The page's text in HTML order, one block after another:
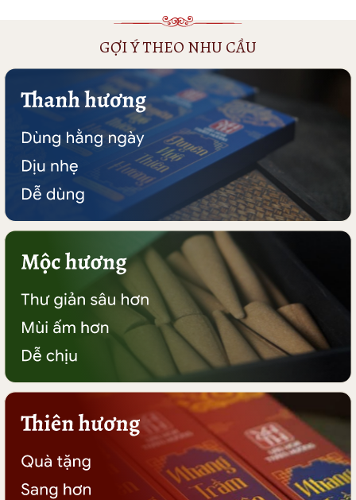
GỢI Ý THEO NHU CẦU